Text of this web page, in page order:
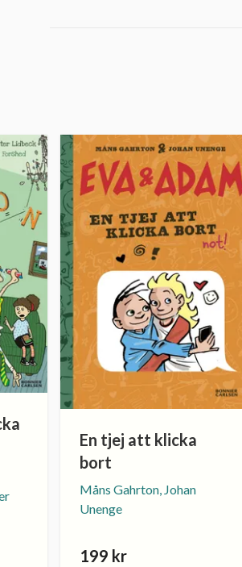
En tjej att klicka
bort
Måns Gahrton, Johan
Unenge
199 kr